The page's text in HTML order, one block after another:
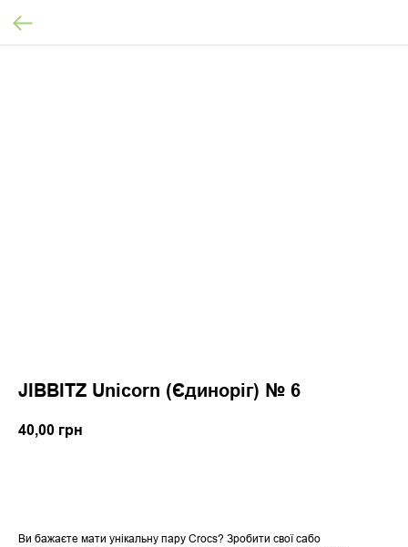
JIBBITZ Unicorn (Єдиноріг) № 6
40,00 грн
Ви бажаєте мати унікальну пару Crocs? Зробити свої сабо